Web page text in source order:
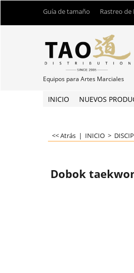
Guía de tamaño Rastreo de
Equipos para Artes Marciales
INICIO NUEVOS
<< Atrás | INICIO >
Dobok